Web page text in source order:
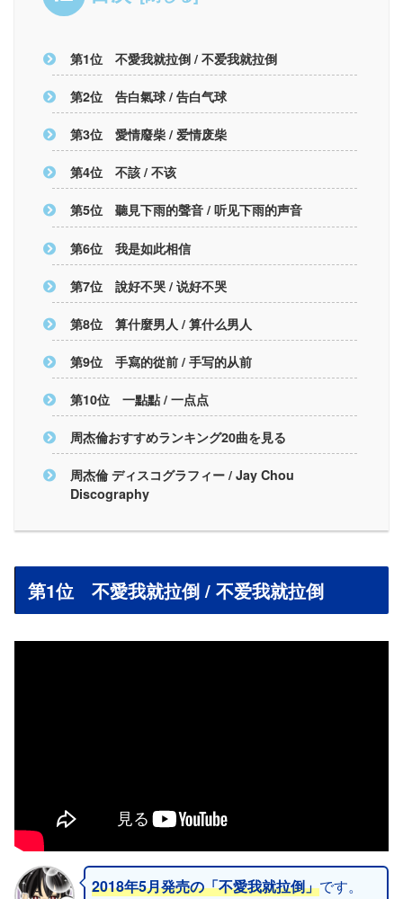
第1位 不愛我就拉倒 / 不爱我就拉倒
第2位 告白氣球 / 告白气球
第3位 愛情廢柴 / 爱情废柴
第4位 不該 / 不该
第5位 聽見下雨的聲音 / 听见下雨的声音
第6位 我是如此相信
第7位 說好不哭 / 说好不哭
第8位 算什麼男人 / 算什么男人
第9位 手寫的從前 / 手写的从前
第10位 一點點 / 一点点
周杰倫おすすめランキング20曲を見る
周杰倫 ディスコグラフィー / Jay Chou
Discography
第1位 不愛我就拉倒 / 不爱我就拉倒
2018年5月発売の「不愛我就拉倒」です。